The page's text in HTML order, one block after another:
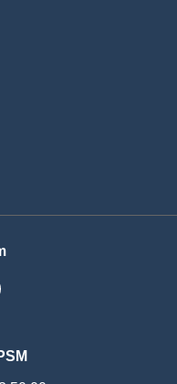
på Facebook